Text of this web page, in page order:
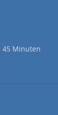
45 Minuten